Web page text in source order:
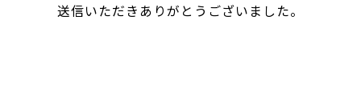
送信いただきありがとうございました。